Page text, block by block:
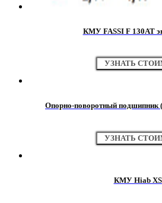
КМУ FASSI F 130AT
УЗНАТЬ
Опорно-поворотный
УЗНАТЬ
КМУ Hiab XS